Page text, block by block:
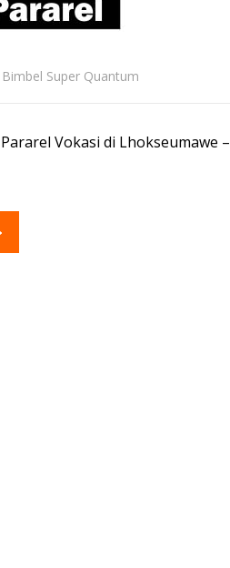
Bimbel Super Quantum
Vokasi di Lhokseumawe –